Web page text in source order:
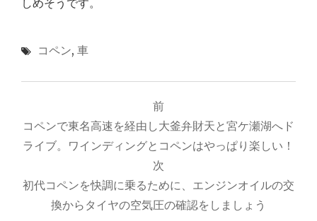
しめそうです。
コペン, 車
稿
ナ
ビ
前
コペンで東名高速を経由し大釜弁財天と宮ケ瀬湖へド
ライブ。ワインディングとコペンはやっぱり楽しい！
次
初代コペンを快調に乗るために、エンジンオイルの交
換からタイヤの空気圧の確認をしましょう